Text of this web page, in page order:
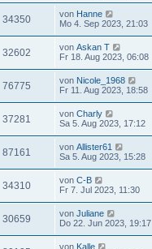
34350 von Hanne
Mo 4. Sep 2023, 21:03
32602 von Askan T
Fr 18. Aug 2023, 06:08
76775 von Nicole_1968
Fr 11. Aug 2023, 18:58
37281 von Charly
Sa 5. Aug 2023, 17:12
87161 von Allister61
Sa 5. Aug 2023, 15:28
34310 von C-B
Fr 7. Jul 2023, 11:30
30659 von Juliane
Do 22. Jun 2023, 19:17
von Kalle